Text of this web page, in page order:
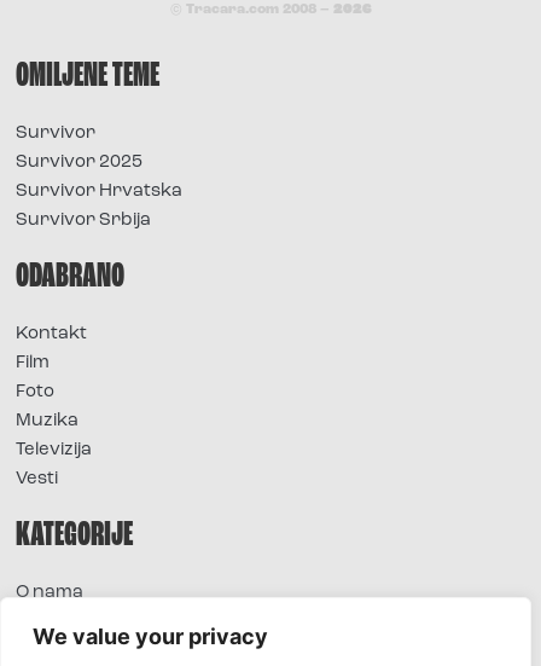
We value your privacy
© Tracara.com 2008 – 2026
OMILJENE TEME
Survivor
Survivor 2025
Survivor Hrvatska
Survivor Srbija
ODABRANO
Kontakt
Film
Foto
Muzika
Televizija
Vesti
KATEGORIJE
O nama
Extra